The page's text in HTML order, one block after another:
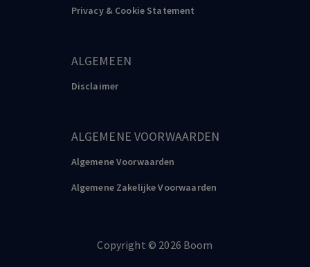
Privacy & Cookie Statement
ALGEMEEN
Disclaimer
ALGEMENE VOORWAARDEN
Algemene Voorwaarden
Algemene Zakelijke Voorwaarden
Copyright ©️ 2026 Boom